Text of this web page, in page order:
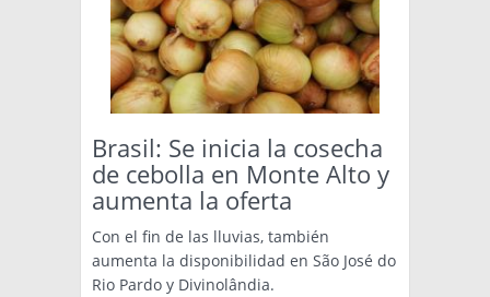
Brasil: Se inicia la cosecha
de cebolla en Monte Alto y
aumenta la oferta
Con el fin de las lluvias, también
aumenta la disponibilidad en São José do
Rio Pardo y Divinolândia.